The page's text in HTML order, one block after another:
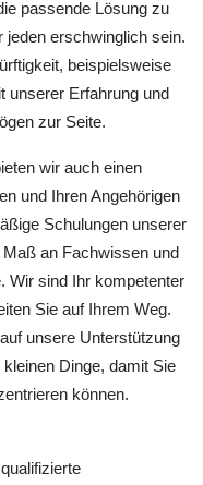
passende Lösung zu
jeden erschwinglich sein.
beispielsweise
unserer Erfahrung und
zur Seite.
wir auch einen
und Ihren Angehörigen
Schulungen unserer
an Fachwissen und
Wir sind Ihr kompetenter
Sie auf Ihrem Weg.
unsere Unterstützung
Dinge, damit Sie
können.